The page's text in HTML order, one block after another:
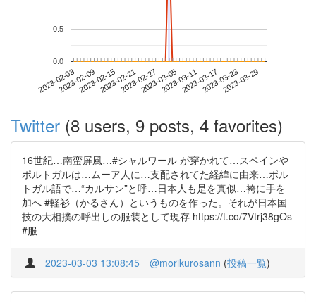
2023-02-032023-02-092023-02-152023-02-212023-02-272023-03-052023-03-112023-03-172023-03-232023-03-29
0.0
0.5
Twitter (8 users, 9 posts, 4 favorites)
16世紀…南蛮屏風…#シャルワール が穿かれて…スペインや
ポルトガルは…ムーア人に…支配されてた経緯に由来…ポル
トガル語で…“カルサン”と呼…日本人も是を真似…袴に手を
加へ #軽衫（かるさん）というものを作った。それが日本国
技の大相撲の呼出しの服装として現存 https://t.co/7Vtrj38gOs
#服
2023-03-03 13:08:45 @morikurosann (投稿一覧)